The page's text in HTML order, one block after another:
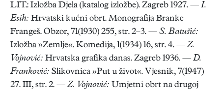
LIT.: Izložba Djela (katalog izložbe). Zagreb 1927. — I.
Esih: Hrvatski kućni obrt. Monografija Branke
Frangeš. Obzor, 71(1930) 255, str. 2–3. — S. Batušić:
Izložba »Zemlje«. Komedija, 1(1934) 16, str. 4. — Z.
Vojnović: Hrvatska grafika danas. Zagreb 1936. — D.
Franković: Slikovnica »Put u život«. Vjesnik, 7(1947)
27. III, str. 2. — Z. Vojnović: Umjetni obrt na drugoj